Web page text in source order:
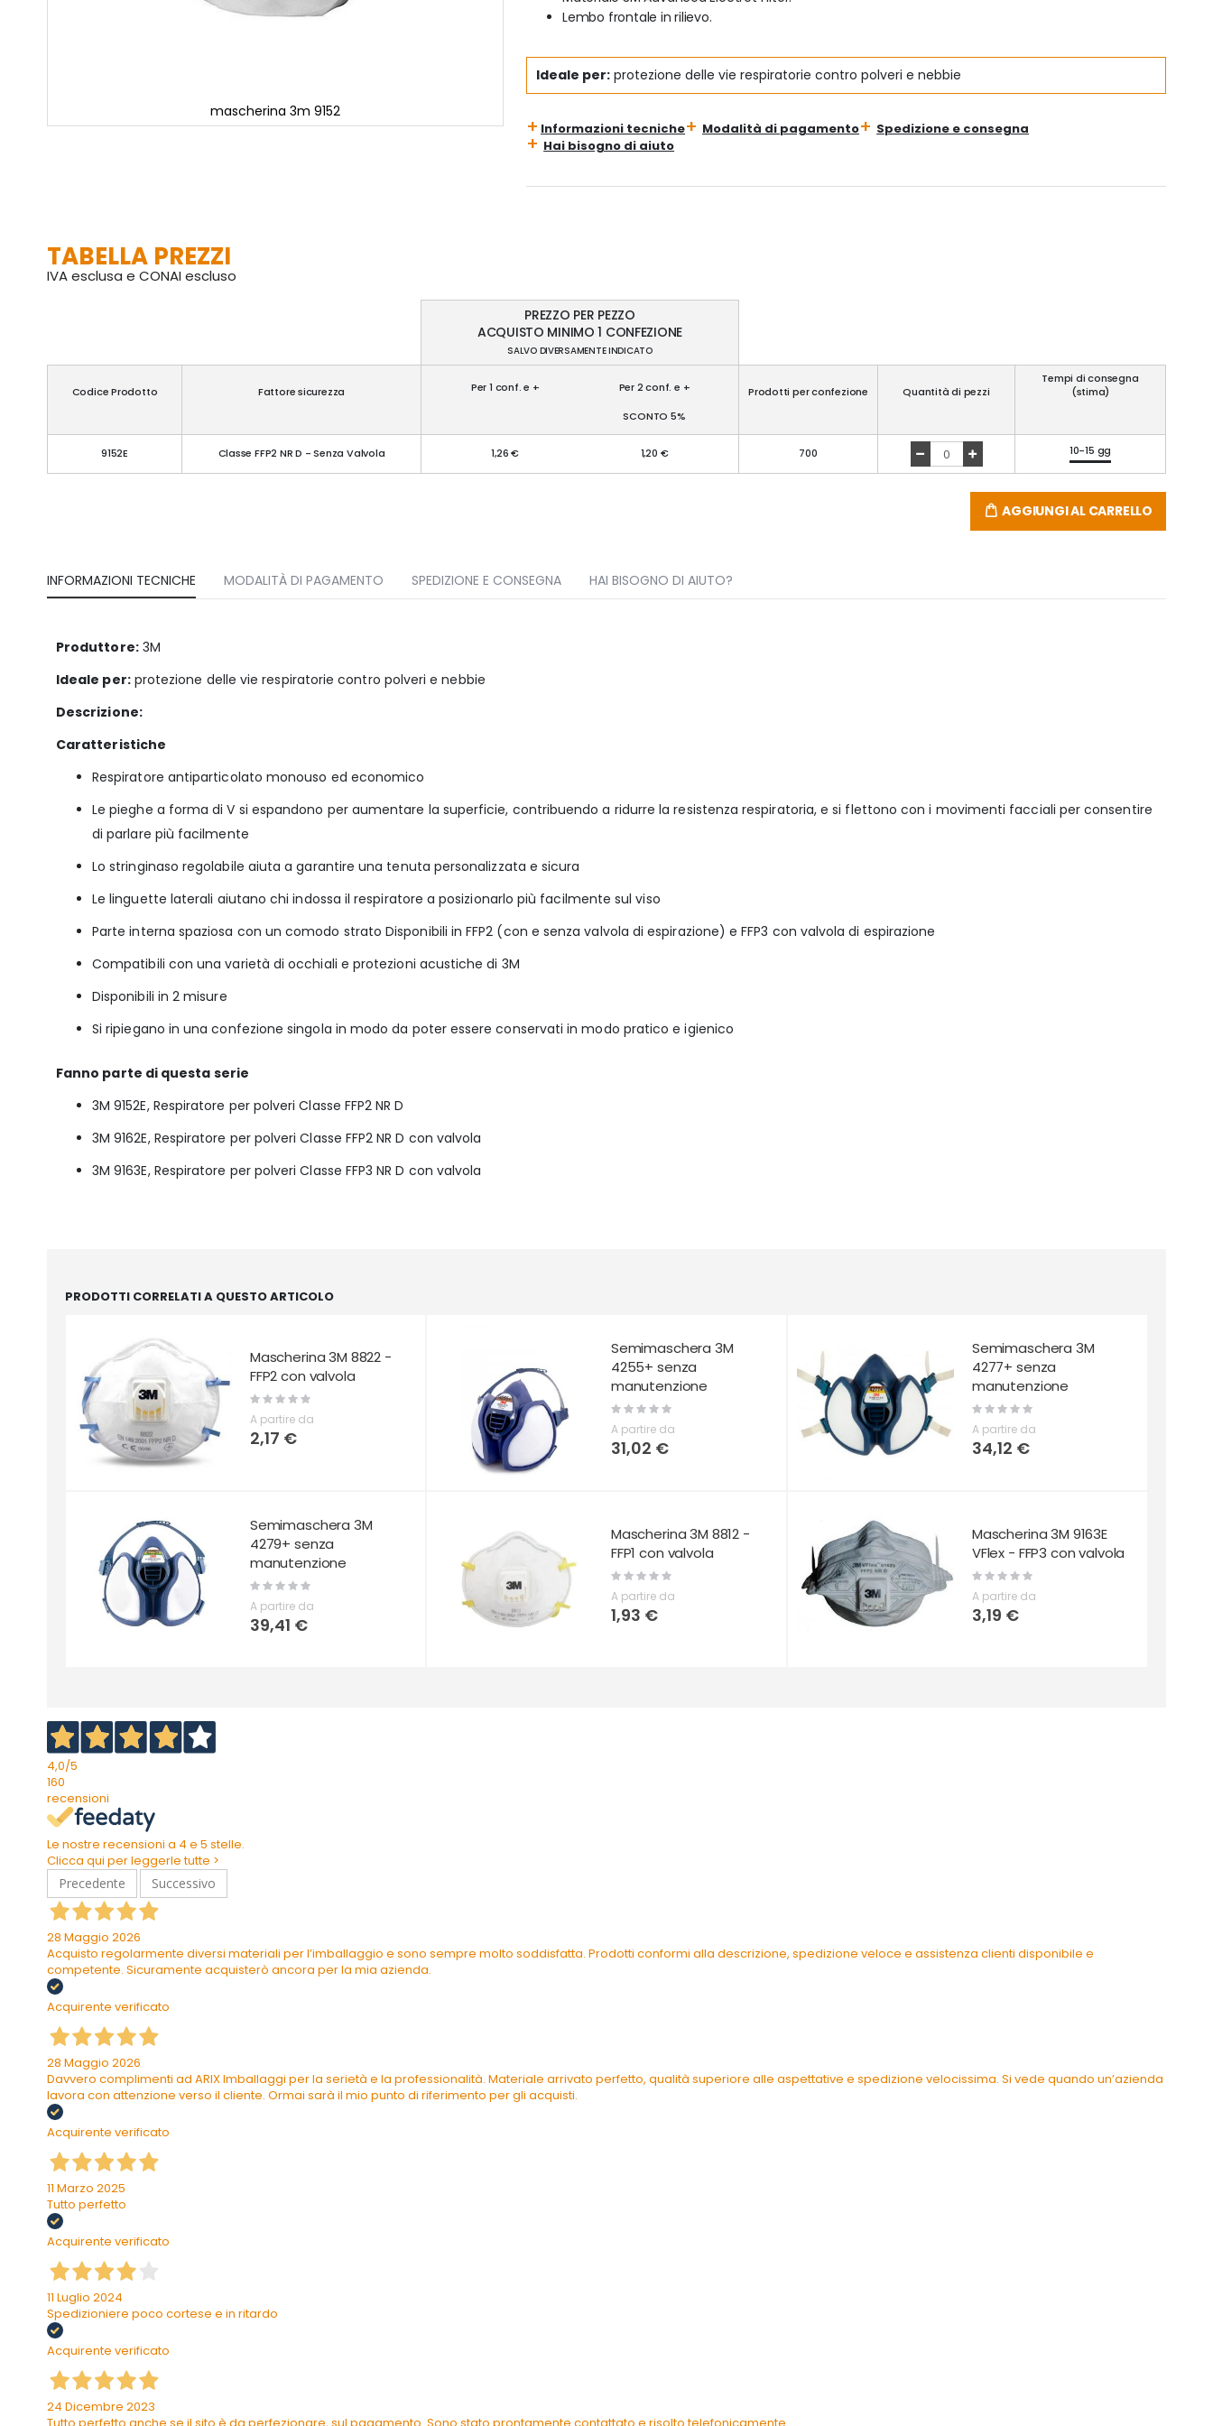
mascherina 3m 9152
Lembo frontale in rilievo.
Ideale per: protezione delle vie respiratorie contro polveri e nebbie
Informazioni tecniche Modalità di pagamento
Spedizione e consegna
Hai bisogno di aiuto
TABELLA PREZZI
IVA esclusa e CONAI escluso
PREZZO PER PEZZO
ACQUISTO MINIMO 1 CONFEZIONE
SALVO DIVERSAMENTE INDICATO
Codice Prodotto Fattore sicurezza Per 1 conf. e + Per 2 conf. e + Prodotti per confezione Quantità di pezzi
Tempi di consegna
(stima)
SCONTO 5%
9152E Classe FFP2 NR D - Senza Valvola 1,26 € 1,20 € 700 10-15 gg
AGGIUNGI AL CARRELLO
INFORMAZIONI TECNICHE
Produttore:3M
Ideale per:protezione delle vie respiratorie contro polveri e nebbie
Descrizione:
Caratteristiche
Respiratore antiparticolato monouso ed economico
Le pieghe a forma di V si espandono per aumentare la superficie, contribuendo a ridurre la resistenza respiratoria, e si flettono con i movimenti facciali per consentire
di parlare più facilmente
Lo stringinaso regolabile aiuta a garantire una tenuta personalizzata e sicura
Le linguette laterali aiutano chi indossa il respiratore a posizionarlo più facilmente sul viso
Parte interna spaziosa con un comodo strato Disponibili in FFP2 (con e senza valvola di espirazione) e FFP3 con valvola di espirazione
Compatibili con una varietà di occhiali e protezioni acustiche di 3M
Disponibili in 2 misure
Si ripiegano in una confezione singola in modo da poter essere conservati in modo pratico e igienico
Fanno parte di questa serie
3M 9152E, Respiratore per polveri Classe FFP2 NR D
3M 9162E, Respiratore per polveri Classe FFP2 NR D con valvola
3M 9163E, Respiratore per polveri Classe FFP3 NR D con valvola
MODALITÀ DI PAGAMENTO SPEDIZIONE E CONSEGNA HAI BISOGNO DI AIUTO?
PRODOTTI CORRELATI A QUESTO ARTICOLO
Mascherina 3M 8822 -
FFP2 con valvola
Rating:
A partire da
2,17 €
Semimaschera 3M
4255+ senza
manutenzione
Rating:
0%
A partire da
31,02 €
Semimaschera 3M
4277+ senza
manutenzione
Rating:
0%
A partire da
34,12 €
Semimaschera 3M
4279+ senza
manutenzione
Rating:
0%
A partire da
39,41 €
Mascherina 3M 8812 -
FFP1 con valvola
Rating:
A partire da
1,93 €
Mascherina 3M 9163E
VFlex - FFP3 con valvola
Rating:
A partire da
3,19 €
4,0/5
160
recensioni
Le nostre recensioni a 4 e 5 stelle.
Clicca qui per leggerle tutte >
Precedente
Successivo
28 Maggio 2026
Acquisto regolarmente diversi materiali per l’imballaggio e sono sempre molto soddisfatta. Prodotti conformi alla descrizione, spedizione veloce e assistenza clienti disponibile e
competente. Sicuramente acquisterò ancora per la mia azienda.
Acquirente verificato
28 Maggio 2026
Davvero complimenti ad ARIX Imballaggi per la serietà e la professionalità. Materiale arrivato perfetto, qualità superiore alle aspettative e spedizione velocissima. Si vede quando un’azienda
lavora con attenzione verso il cliente. Ormai sarà il mio punto di riferimento per gli acquisti.
Acquirente verificato
11 Marzo 2025
Tutto perfetto
Acquirente verificato
11 Luglio 2024
Spedizioniere poco cortese e in ritardo
Acquirente verificato
24 Dicembre 2023